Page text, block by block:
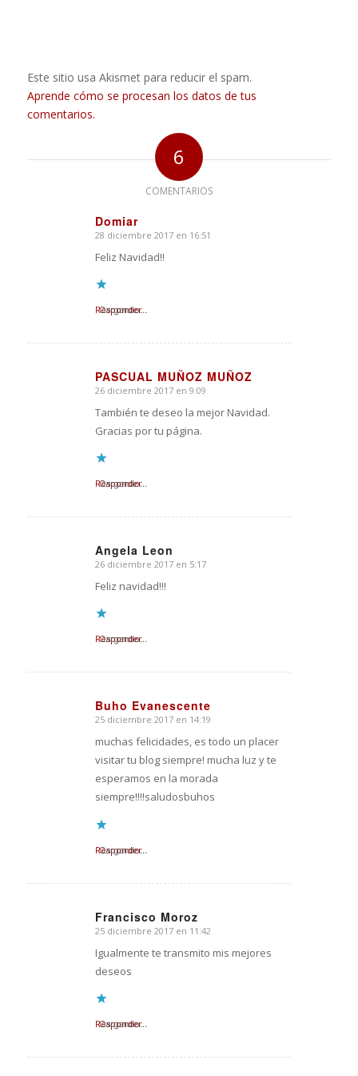
Este sitio usa Akismet para reducir el spam.
Aprende cómo se procesan los datos de tus
comentarios.
6
COMENTARIOS
Domiar
Dice:
28 diciembre 2017 en 16:51
Feliz Navidad!!
Cargando...
Responder
PASCUAL MUÑOZ MUÑOZ
Dice:
26 diciembre 2017 en 9:09
También te deseo la mejor Navidad.
Gracias por tu página.
Cargando...
Responder
Angela Leon
Dice:
26 diciembre 2017 en 5:17
Feliz navidad!!!
Cargando...
Responder
Buho Evanescente
Dice:
25 diciembre 2017 en 14:19
muchas felicidades, es todo un placer
visitar tu blog siempre! mucha luz y te
esperamos en la morada
siempre!!!!saludosbuhos
Cargando...
Responder
Francisco Moroz
Dice:
25 diciembre 2017 en 11:42
Igualmente te transmito mis mejores
deseos
Cargando...
Responder